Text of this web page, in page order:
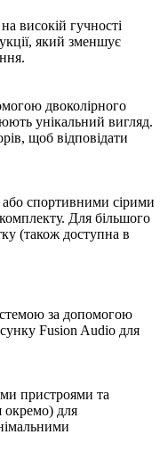
високій гучності
який зменшує
двоколірного
унікальний вигляд.
щоб відповідати
спортивними сірими
Для більшого
(також доступна в
за допомогою
Fusion Audio для
пристроями та
окремо) для